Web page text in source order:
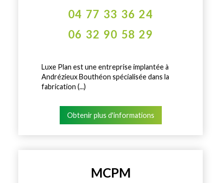
04 77 33 36 24
06 32 90 58 29
Luxe Plan est une entreprise implantée à
Andrézieux Bouthéon spécialisée dans la
fabrication (...)
Obtenir plus d'informations
MCPM